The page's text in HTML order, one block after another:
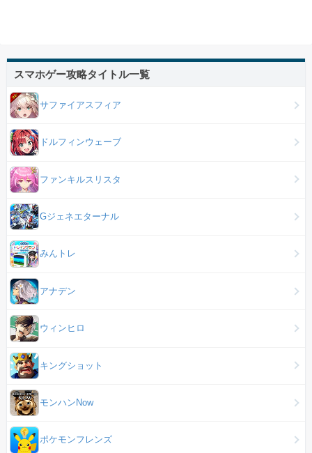
スマホゲー攻略タイトル一覧
サファイアスフィア
ドルフィンウェーブ
ファンキルスリスタ
Gジェネエターナル
みんトレ
アナデン
ウィンヒロ
キングショット
モンハンNow
ポケモンフレンズ